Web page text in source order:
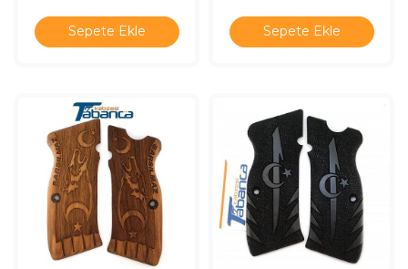
Sepete Ekle Sepete Ekle